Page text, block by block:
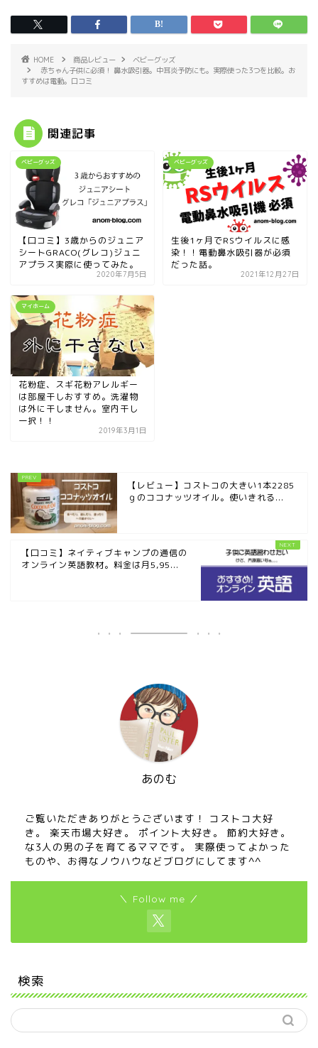
HOME 商品レビュー
ベビーグッズ
赤ちゃん子供に必須！ 鼻水吸引器。中耳炎予防にも。実際使った3つを比較。お
すすめは電動。口コミ
関連記事
ベビーグッズ
【口コミ】3歳からのジュニア
シートGRACO(グレコ)ジュニ
アプラス実際に使ってみた。
2020年7月5日
ベビーグッズ
生後1ヶ月でRSウイルスに感
染！！電動鼻水吸引器が必須
だった話。
2021年12月27日
マイホーム
花粉症、スギ花粉アレルギー
は部屋干しおすすめ。洗濯物
は外に干しません。室内干し
一択！！
2019年3月1日
【レビュー】コストコの大きい1本2285
ｇのココナッツオイル。使いきれる...
【口コミ】ネイティブキャンプの通信の
オンライン英語教材。料金は月5,95...
あのむ
ご覧いただきありがとうございます！ コストコ大好
き。 楽天市場大好き。 ポイント大好き。 節約大好き。
な3人の男の子を育てるママです。 実際使ってよかった
ものや、お得なノウハウなどブログにしてます^^
＼ Follow me ／
検索